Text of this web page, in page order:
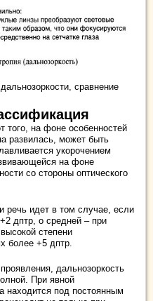
сравнение
того, на фоне особенностей
развилась, может быть
укорочением
на фоне
со стороны оптического
речь идет в том случае, если
дптр, о средней – при
степени
более +5 дптр.
дальнозоркость
При явной
находится под постоянным